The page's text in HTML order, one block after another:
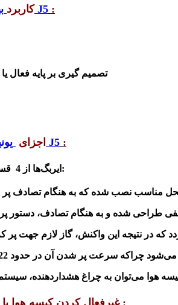
کاربردبهترین یونیت ایربگ جک J5 :
-تصمیم گیری بر پایه فعال
اجزای یونیت ایربگ اورجینال جک J5 :
ایربگ‌ها از 4 قسمت اصلی تشکیل شده‌اند: